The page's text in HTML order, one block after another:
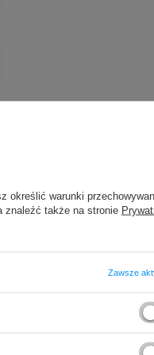
określić warunki
znaleźć także na stronie
Zawsze